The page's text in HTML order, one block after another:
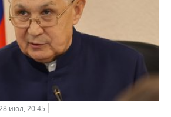
июл, 20:45